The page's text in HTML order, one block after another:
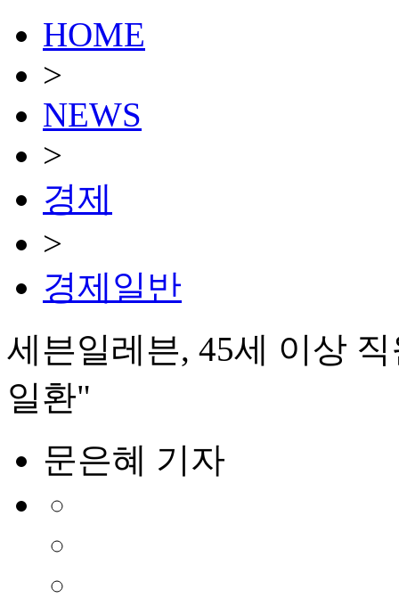
HOME
>
NEWS
>
경제
>
경제일반
세븐일레븐, 45세 이상
일환"
문은혜 기자